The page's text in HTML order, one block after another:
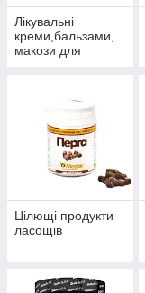
Лікувальні
креми,бальзами,
макози для
Цілющі продукти
ласощів